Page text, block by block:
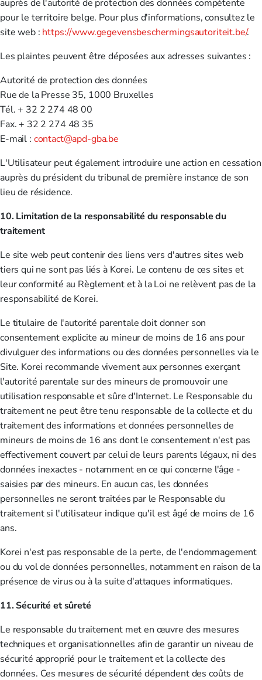
auprès de l'autorité de protection des données compétente
pour le territoire belge. Pour plus d'informations, consultez le
site web : https://www.gegevensbeschermingsautoriteit.be/.
Les plaintes peuvent être déposées aux adresses suivantes :
Autorité de protection des données
Rue de la Presse 35, 1000 Bruxelles
Tél. + 32 2 274 48 00
Fax. + 32 2 274 48 35
E-mail : contact@apd-gba.be
L'Utilisateur peut également introduire une action en cessation
auprès du président du tribunal de première instance de son
lieu de résidence.
10. Limitation de la responsabilité du responsable du
traitement
Le site web peut contenir des liens vers d'autres sites web
tiers qui ne sont pas liés à Korei. Le contenu de ces sites et
leur conformité au Règlement et à la Loi ne relèvent pas de la
responsabilité de Korei.
Le titulaire de l'autorité parentale doit donner son
consentement explicite au mineur de moins de 16 ans pour
divulguer des informations ou des données personnelles via le
Site. Korei recommande vivement aux personnes exerçant
l'autorité parentale sur des mineurs de promouvoir une
utilisation responsable et sûre d'Internet. Le Responsable du
traitement ne peut être tenu responsable de la collecte et du
traitement des informations et données personnelles de
mineurs de moins de 16 ans dont le consentement n'est pas
effectivement couvert par celui de leurs parents légaux, ni des
données inexactes - notamment en ce qui concerne l'âge -
saisies par des mineurs. En aucun cas, les données
personnelles ne seront traitées par le Responsable du
traitement si l'utilisateur indique qu'il est âgé de moins de 16
ans.
Korei n'est pas responsable de la perte, de l'endommagement
ou du vol de données personnelles, notamment en raison de la
présence de virus ou à la suite d'attaques informatiques.
11. Sécurité et sûreté
Le responsable du traitement met en œuvre des mesures
techniques et organisationnelles afin de garantir un niveau de
sécurité approprié pour le traitement et la collecte des
données. Ces mesures de sécurité dépendent des coûts de